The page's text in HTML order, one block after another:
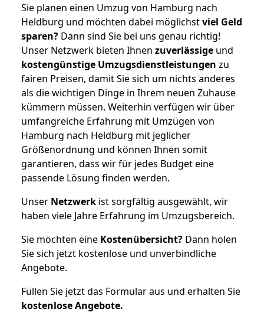
Sie planen einen Umzug von Hamburg nach
Heldburg und möchten dabei möglichstviel Geld
sparen? Dann sind Sie bei uns genau richtig!
Unser Netzwerk bieten Ihnen zuverlässige und
kostengünstige Umzugsdienstleistungen zu
fairen Preisen, damit Sie sich um nichts anderes
als die wichtigen Dinge in Ihrem neuen Zuhause
kümmern müssen. Weiterhin verfügen wir über
umfangreiche Erfahrung mit Umzügen von
Hamburg nach Heldburg mit jeglicher
Größenordnung und können Ihnen somit
garantieren, dass wir für jedes Budget eine
passende Lösung finden werden.
Unser Netzwerk ist sorgfältig ausgewählt, wir
haben viele Jahre Erfahrung im Umzugsbereich.
Sie möchten eine Kostenübersicht? Dann holen
Sie sich jetzt kostenlose und unverbindliche
Angebote.
Füllen Sie jetzt das Formular aus und erhalten Sie
kostenloseAngebote.